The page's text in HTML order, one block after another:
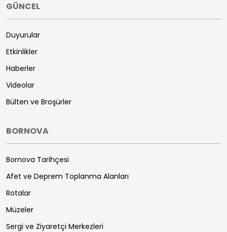
GÜNCEL
Duyurular
Etkinlikler
Haberler
Videolar
Bülten ve Broşürler
BORNOVA
Bornova Tarihçesi
Afet ve Deprem Toplanma Alanları
Rotalar
Müzeler
Sergi ve Ziyaretçi Merkezleri